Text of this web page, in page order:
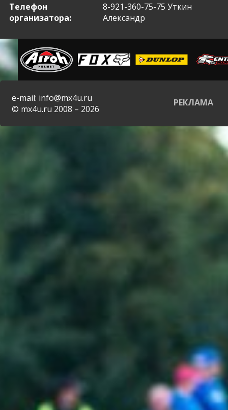
Телефон
организатора:
8-921-360-75-75 Уткин
Александр
e-mail: info@mx4u.ru
© mx4u.ru 2008 – 2026
РЕКЛАМА